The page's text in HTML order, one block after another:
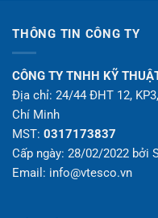
THÔNG TIN CÔNG TY
CÔNG TY TNHH KỸ
Địa chỉ: 24/44 ĐHT 12,
Chí Minh
MST: 0317173837
Cấp ngày: 28/02/2022 bởi
Email: info@vtesco.vn